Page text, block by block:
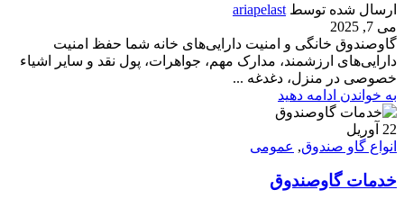
ارسال شده توسط ariapelast
می 7, 2025
گاوصندوق خانگی و امنیت دارایی‌های خانه شما حفظ امنیت
دارایی‌های ارزشمند، مدارک مهم، جواهرات، پول نقد و سایر اشیاء
خصوصی در منزل، دغدغه ...
به خواندن ادامه دهید
22 آوریل
انواع گاو صندوق, عمومی
خدمات گاوصندوق